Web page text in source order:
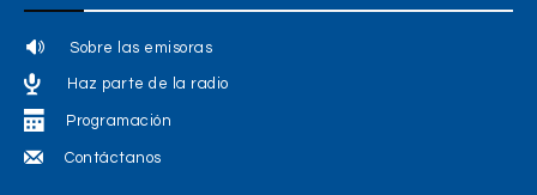
Sobre las emisoras
Haz parte de la radio
Programación
Contáctanos